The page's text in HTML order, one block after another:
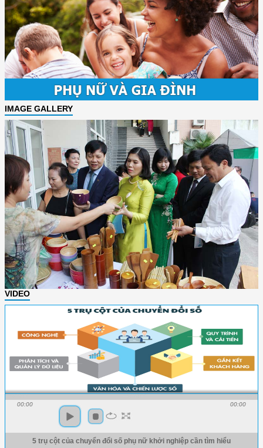
IMAGE GALLERY
VIDEO
00:00 00:00
5 trụ cột của chuyển đổi số phụ nữ khởi nghiệp cần tìm hiểu